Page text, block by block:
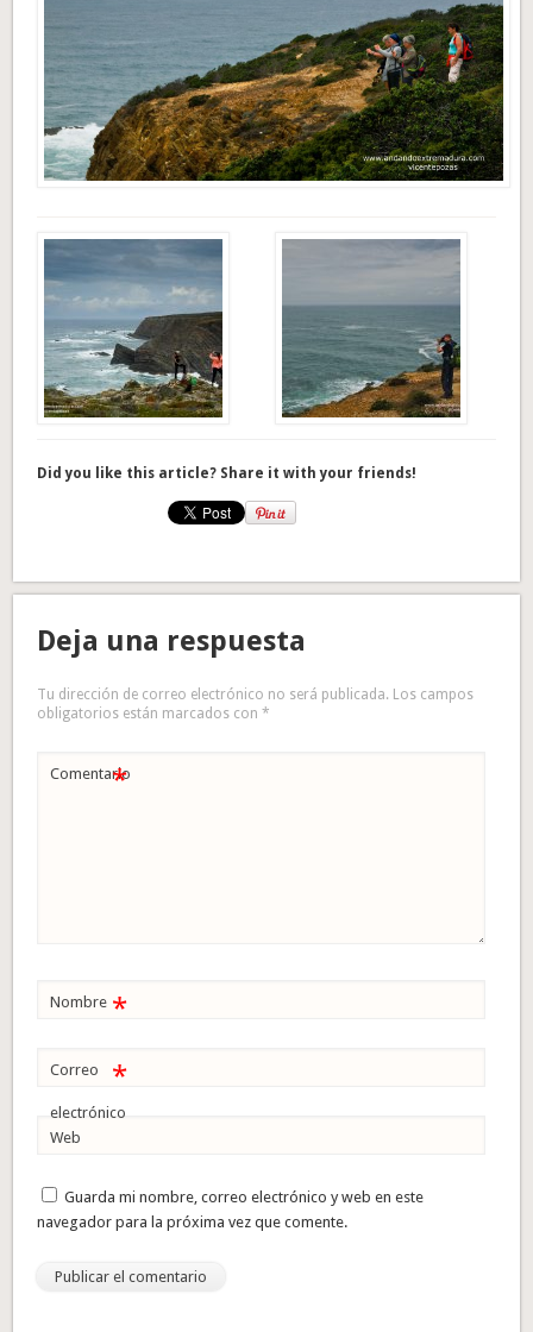
Did you like this article? Share it with your friends!
Deja una respuesta
Tu dirección de correo electrónico no será publicada. Los campos
obligatorios están marcados con*
Comentario
*
Nombre *
Correo
electrónico
*
Web
Guarda mi nombre, correo electrónico y web en este
navegador para la próxima vez que comente.